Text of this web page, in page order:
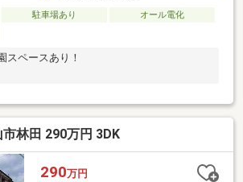
駐車場あり
オール電化
ペースあり！
市林田 290万円 3DK
290万円